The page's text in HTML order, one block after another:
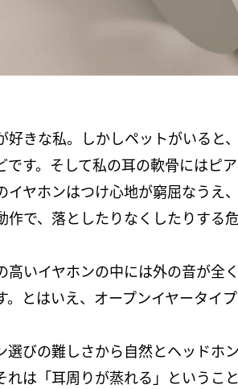
好きな私。しかしペットがいると
です。そして私の耳の軟骨にはピ
イヤホンはつけ心地が窮屈なうえ
作で、落としたりなくしたりする危
高いイヤホンの中には外の音が全
。とはいえ、オープンイヤータイ
選びの難しさから自然とヘッドホ
れは「耳周りが蒸れる」ということ